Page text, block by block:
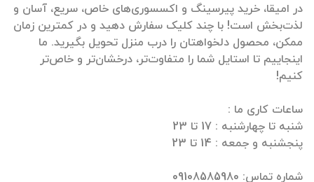
در امیقا، خرید پیرسینگ و اکسسوری‌های خاص، سریع، آسان و
لذت‌بخش است! با چند کلیک سفارش دهید و در کمترین زمان
ممکن، محصول دلخواهتان را درب منزل تحویل بگیرید. ما
اینجاییم تا استایل شما را متفاوت‌تر، درخشان‌تر و خاص‌تر